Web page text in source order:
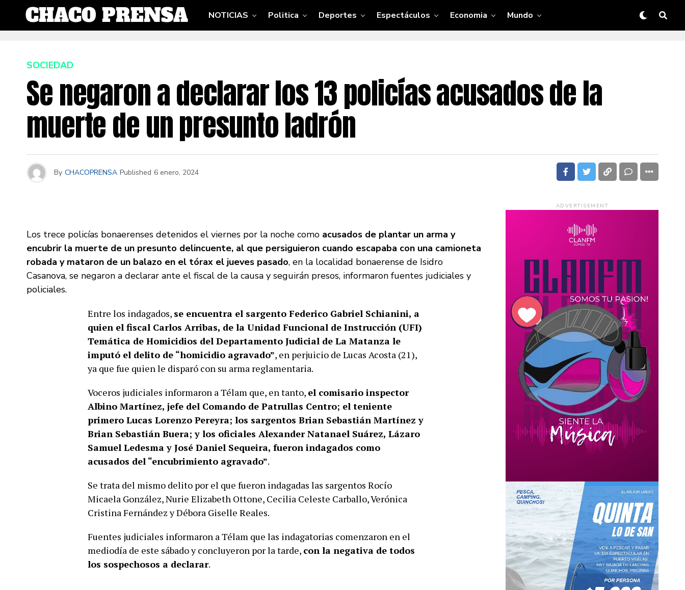
NOTICIAS Politica Deportes Espectáculos Economia Mundo
SOCIEDAD
Se negaron a declarar los 13 policías acusados de la
muerte de un presunto ladrón
By CHACOPRENSA Published 6 enero, 2024
Los trece policías bonaerenses detenidos el viernes por la noche como acusados de plantar un arma y
encubrir la muerte de un presunto delincuente, al que persiguieron cuando escapaba con una camioneta
robada y mataron de un balazo en el tórax el jueves pasado, en la localidad bonaerense de Isidro
Casanova, se negaron a declarar ante el fiscal de la causa y seguirán presos, informaron fuentes judiciales y
policiales.
Entre los indagados, se encuentra el sargento Federico Gabriel Schianini, a
quien el fiscal Carlos Arribas, de la Unidad Funcional de Instrucción (UFI)
Temática de Homicidios del Departamento Judicial de La Matanza le
imputó el delito de “homicidio agravado”, en perjuicio de Lucas Acosta (21),
ya que fue quien le disparó con su arma reglamentaria.
Voceros judiciales informaron a Télam que, en tanto, el comisario inspector
Albino Martínez, jefe del Comando de Patrullas Centro; el teniente
primero Lucas Lorenzo Pereyra; los sargentos Brian Sebastián Martínez y
Brian Sebastián Buera; y los oficiales Alexander Natanael Suárez, Lázaro
Samuel Ledesma y José Daniel Sequeira, fueron indagados como
acusados del “encubrimiento agravado”.
Se trata del mismo delito por el que fueron indagadas las sargentos Rocío
Micaela González, Nurie Elizabeth Ottone, Cecilia Celeste Carballo, Verónica
Cristina Fernández y Débora Giselle Reales.
Fuentes judiciales informaron a Télam que las indagatorias comenzaron en el
mediodía de este sábado y concluyeron por la tarde, con la negativa de todos
los sospechosos a declarar.
ADVERTISEMENT